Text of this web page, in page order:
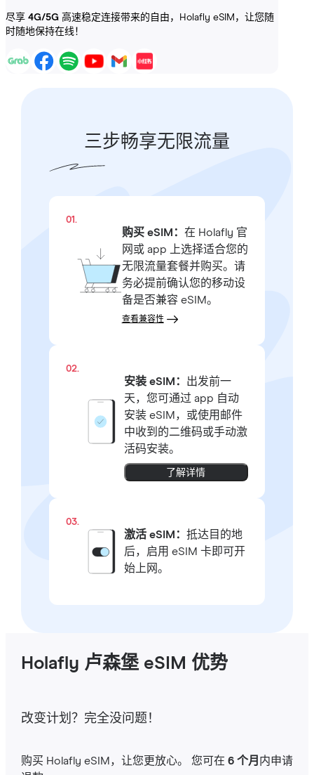
尽享 4G/5G 高速稳定连接带来的自由，Holafly eSIM，让您随
时随地保持在线！
三步畅享无限流量
01.
购买 eSIM： 在 Holafly 官
网或 app 上选择适合您的
无限流量套餐并购买。请
务必提前确认您的移动设
备是否兼容 eSIM。
查看兼容性
02.
安装 eSIM： 出发前一
天，您可通过 app 自动
安装 eSIM，或使用邮件
中收到的二维码或手动激
活码安装。
了解详情
03.
激活 eSIM： 抵达目的地
后，启用 eSIM 卡即可开
始上网。
Holafly 卢森堡 eSIM 优势
改变计划？完全没问题！
购买 Holafly eSIM，让您更放心。 您可在 6 个月 内申请